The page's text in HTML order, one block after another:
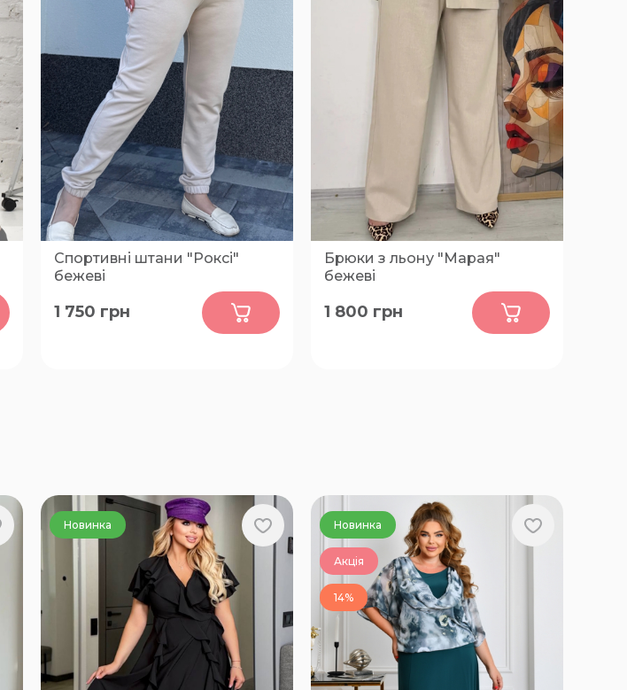
Спортивні штани "Роксі"
бежеві
50-52, 54-56, 58-60, 62-64, 66-68
1 750 грн
Брюки з льону "Марая"
бежеві
50-52, 54-56, 58-60, 62-64, 66-68
1 800 грн
Новинка Новинка
Акція
14%